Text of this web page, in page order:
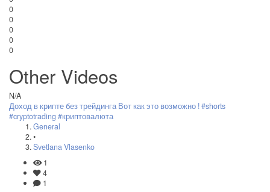
0
0
0
0
0
Other Videos
N/A
Доход в крипте без трейдинга Вот как это возможно ! #shorts
#cryptotrading #криптовалюта
General
•
Svetlana Vlasenko
1
4
1